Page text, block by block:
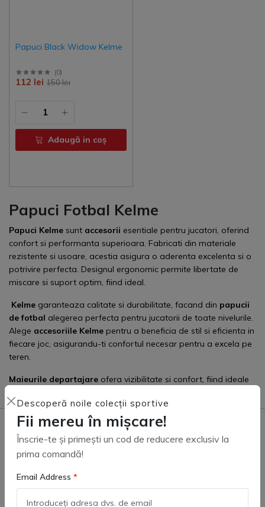
Descoperă noile colecții sportive
Fii mereu în mișcare!
Înscrie-te și primești un cod de reducere exclusiv la
prima comandă!
Email Address
Papuci Black Widow Kelme
(0)
150 lei
112 lei
Adaugă in coş
Papuci Fotbal Kelme
Papuci Kelme sunt accesorii esentiale pentru jucatori, oferind
confort si performanta superioara. Fabricati din materiale
rezistente si usoare, acestia asigura o aderenta excelenta si o
potrivire perfecta. Designul ergonomic permite libertate de
miscare si suport optim, fiind ideal.
Kelme garanteaza calitate si durabilitate, facand din papucii
de fotbal alegerea perfecta pentru jucatorii de toate nivelurile.
Alege accesoriile Kelme pentru a beneficia de stil si eficienta in
fiecare joc, asigurandu-ti confortul necesar pentru a excela pe
teren.
Maieurile departajare ofera vizibilitate si confort, fiind ideale
Livrare Gratuită
peste 500 de Lei
Cumpara in